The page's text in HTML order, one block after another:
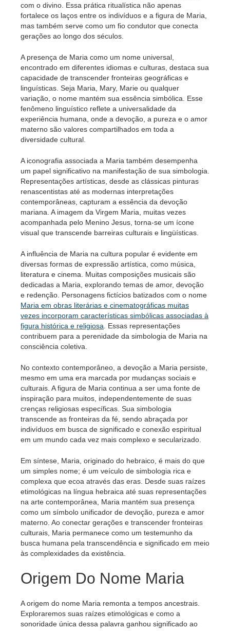
com o divino. Essa prática ritualística não apenas
fortalece os laços entre os indivíduos e a figura de Maria,
mas também serve como um fio condutor que conecta
gerações ao longo dos séculos.
A presença de Maria como um nome universal,
encontrado em diferentes idiomas e culturas, destaca sua
capacidade de transcender fronteiras geográficas e
linguísticas. Seja Maria, Mary, Marie ou qualquer
variação, o nome mantém sua essência simbólica. Esse
fenômeno linguístico reflete a universalidade da
experiência humana, onde a devoção, a pureza e o amor
materno são valores compartilhados em toda a
diversidade cultural.
A iconografia associada a Maria também desempenha
um papel significativo na manifestação de sua simbologia.
Representações artísticas, desde as clássicas pinturas
renascentistas até as modernas interpretações
contemporâneas, capturam a essência da devoção
mariana. A imagem da Virgem Maria, muitas vezes
acompanhada pelo Menino Jesus, torna-se um ícone
visual que transcende barreiras culturais e lingüísticas.
A influência de Maria na cultura popular é evidente em
diversas formas de expressão artística, como música,
literatura e cinema. Muitas composições musicais são
dedicadas a Maria, explorando temas de amor, devoção
e redenção. Personagens fictícios batizados com o nome
Maria em obras literárias e cinematográficas muitas
vezes incorporam características simbólicas associadas à
figura histórica e religiosa. Essas representações
contribuem para a perenidade da simbologia de Maria na
consciência coletiva.
No contexto contemporâneo, a devoção a Maria persiste,
mesmo em uma era marcada por mudanças sociais e
culturais. A figura de Maria continua a ser uma fonte de
inspiração para muitos, independentemente de suas
crenças religiosas específicas. Sua simbologia
transcende as fronteiras da fé, sendo abraçada por
indivíduos em busca de significado e conexão espiritual
em um mundo cada vez mais complexo e secularizado.
Em síntese, Maria, originado do hebraico, é mais do que
um simples nome; é um veículo de simbologia rica e
complexa que ecoa através das eras. Desde suas raízes
etimológicas na língua hebraica até suas representações
na arte contemporânea, Maria mantém sua presença
como um símbolo unificador de devoção, pureza e amor
materno. Ao conectar gerações e transcender fronteiras
culturais, Maria permanece como um testemunho da
busca humana pela transcendência e significado em meio
às complexidades da existência.
Origem Do Nome Maria
A origem do nome Maria remonta a tempos ancestrais.
Exploraremos suas raízes etimológicas e como a
sonoridade única dessa palavra ganhou significado ao